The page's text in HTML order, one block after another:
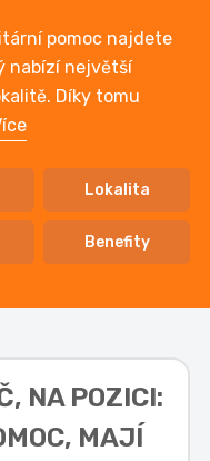
pomoc najdete
nabízí největší
Díky tomu
Lokalita
Benefity
NA POZICI:
MAJÍ